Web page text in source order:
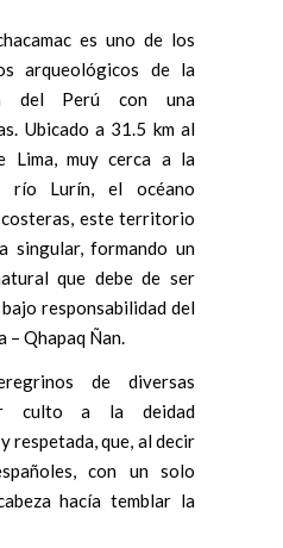
es uno de los
arqueológicos de la
del Perú con una
Ubicado a 31.5 km al
Lima, muy cerca a la
río Lurín, el océano
este territorio
singular, formando un
que debe de ser
responsabilidad del
Qhapaq Ñan.
de diversas
culto a la deidad
respetada, que, al decir
con un solo
hacía temblar la